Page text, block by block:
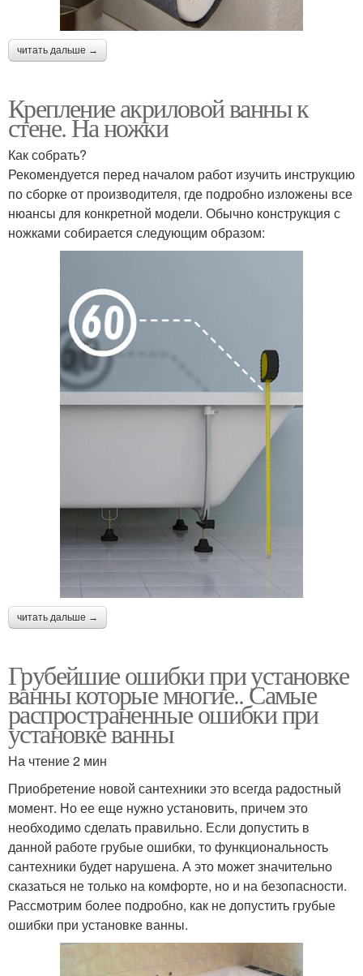
читать дальше →
Крепление акриловой ванны к
стене. На ножки
Как собрать?
Рекомендуется перед началом работ изучить инструкцию
по сборке от производителя, где подробно изложены все
нюансы для конкретной модели. Обычно конструкция с
ножками собирается следующим образом:
читать дальше →
Грубейшие ошибки при установке
ванны которые многие.. Самые
распространенные ошибки при
установке ванны
На чтение 2 мин
Приобретение новой сантехники это всегда радостный
момент. Но ее еще нужно установить, причем это
необходимо сделать правильно. Если допустить в
данной работе грубые ошибки, то функциональность
сантехники будет нарушена. А это может значительно
сказаться не только на комфорте, но и на безопасности.
Рассмотрим более подробно, как не допустить грубые
ошибки при установке ванны.